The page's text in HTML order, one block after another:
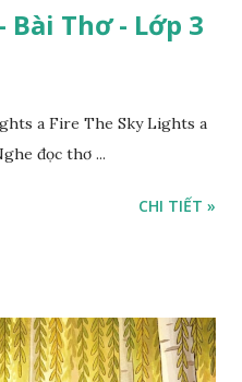
Thơ - Lớp 3
a Fire The Sky Lights a
đọc thơ ...
CHI TIẾT »